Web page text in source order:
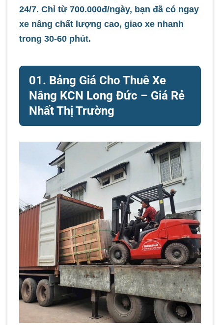
24/7. Chỉ từ 700.000đ/ngày, bạn đã có ngay
xe nâng chất lượng cao, giao xe nhanh
trong 30-60 phút.
01. Bảng Giá Cho Thuê Xe
Nâng KCN Long Đức – Giá Rẻ
Nhất Thị Trường